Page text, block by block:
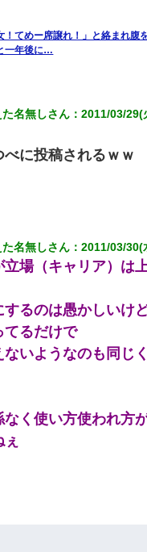
男の人がしょっちゅう入っ
僚男性が怒鳴りつけてきた
から突然「飲み会しよう」
を知ってゾッとするやら腹
らぬ車。俺「もしもし、玄
DOWNのボタン押してｗ
ンしやがって、このクズ』
証拠は？」旦那「俺の言葉
に駆け引きしてみた結果ｗ
！てめー席譲れ！」と絡まれ腹
一年後に…
名無しさん ：2011/03/
に投稿されるｗｗ
名無しさん ：2011/03/
立場（キャリア）は
るのは愚かしいけ
てるだけで
いようなのも同じ
なく使い方使われ方